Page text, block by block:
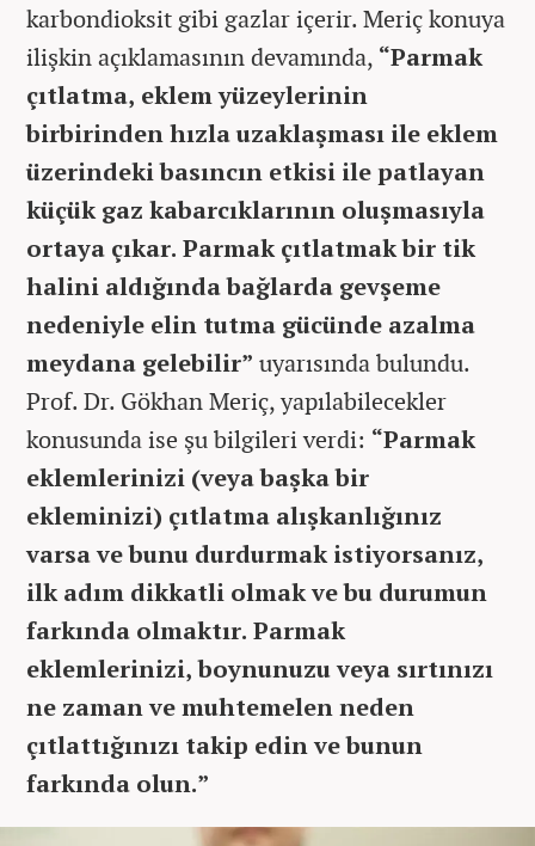
karbondioksit gibi gazlar içerir. Meriç konuya
ilişkin açıklamasının devamında, “Parmak
çıtlatma, eklem yüzeylerinin
birbirinden hızla uzaklaşması ile eklem
üzerindeki basıncın etkisi ile patlayan
küçük gaz kabarcıklarının oluşmasıyla
ortaya çıkar. Parmak çıtlatmak bir tik
halini aldığında bağlarda gevşeme
nedeniyle elin tutma gücünde azalma
meydana gelebilir” uyarısında bulundu.
Prof. Dr. Gökhan Meriç, yapılabilecekler
konusunda ise şu bilgileri verdi: “Parmak
eklemlerinizi (veya başka bir
ekleminizi) çıtlatma alışkanlığınız
varsa ve bunu durdurmak istiyorsanız,
ilk adım dikkatli olmak ve bu durumun
farkında olmaktır. Parmak
eklemlerinizi, boynunuzu veya sırtınızı
ne zaman ve muhtemelen neden
çıtlattığınızı takip edin ve bunun
farkında olun.”